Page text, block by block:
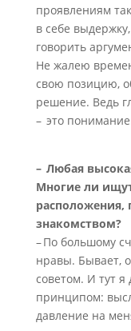
проявлениям
в себе
говорить
Не жалею
свою позицию,
решение. Ведь
– это
– Любая
Многие ли
расположения,
знакомством?
– По большому
нравы. Бывает,
советом. И тут я
принципом:
давление на